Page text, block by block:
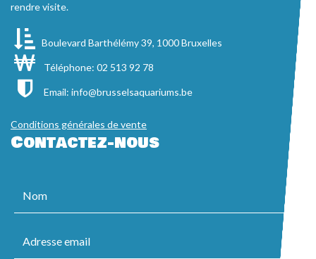
rendre visite.
Boulevard Barthélémy 39, 1000 Bruxelles
Téléphone: 02 513 92 78
Email: info@brusselsaquariums.be
Conditions générales de vente
Contactez-nous